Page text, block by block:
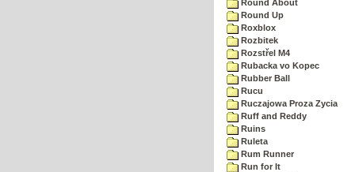
Round About
Round Up
Roxblox
Rozbitek
Rozstřel M4
Rubacka vo Kopec
Rubber Ball
Rucu
Ruczajowa Proza Zycia
Ruff and Reddy
Ruins
Ruleta
Rum Runner
Run for It